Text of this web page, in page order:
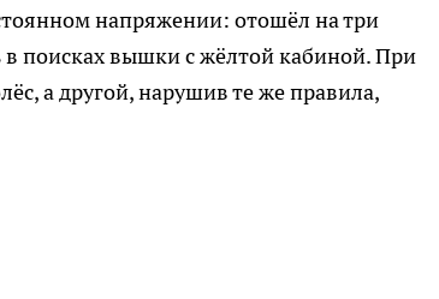
напряжении: отошёл на три
поисках вышки с жёлтой кабиной. При
а другой, нарушив те же правила,